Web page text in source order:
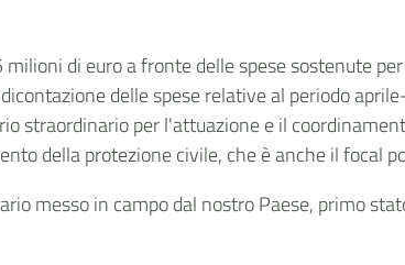
milioni di euro a fronte delle spese sostenute
delle spese relative al periodo
straordinario per l'attuazione e il
della protezione civile, che è anche il focal
messo in campo dal nostro Paese, primo